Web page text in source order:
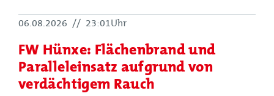
06.08.2026 // 23:01Uhr
FW Hünxe: Flächenbrand und
Paralleleinsatz aufgrund von
verdächtigem Rauch